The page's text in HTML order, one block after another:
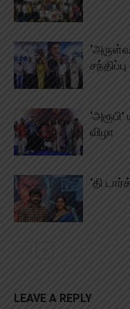
சந்திப்பு
விழா
‘தி
LEAVE A REPLY